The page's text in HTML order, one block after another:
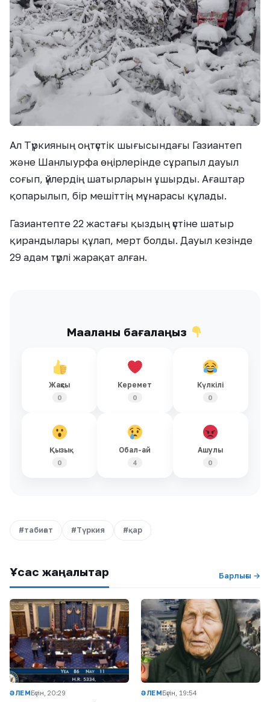
Ал Түркияның оңтүстік шығысындағы Газиантеп
және Шанлыурфа өңірлерінде сұрапыл дауыл
соғып, үйлердің шатырларын ұшырды. Ағаштар
қопарылып, бір мешіттің мұнарасы құлады.
Газиантепте 22 жастағы қыздың үстіне шатыр
қирандылары құлап, мерт болды. Дауыл кезінде
29 адам түрлі жарақат алған.
Мақаланы бағалаңыз
Жақсы
0
Керемет
0
Күлкілі
0
Қызық
0
Обал-ай
4
Ашулы
0
#табиғат #Түркия #қар
Ұқсас жаңалықтар Барлығы →
ӘЛЕМБүгін, 20:29 ӘЛЕМБүгін, 19:54